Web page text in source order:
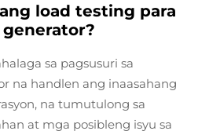
load testing para
sa pagsusuri sa
na handlen ang inaasahang
na tumutulong sa
at mga posibleng isyu sa